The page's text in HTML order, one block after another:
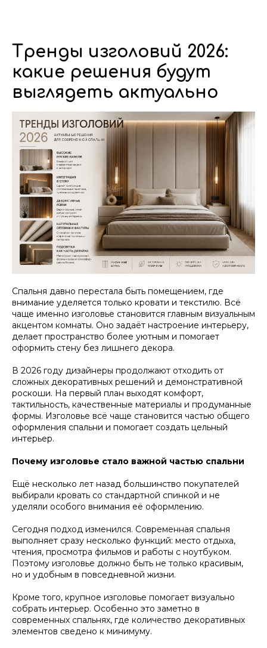
Тренды изголовий 2026:
какие решения будут
выглядеть актуально
Спальня давно перестала быть помещением, где
внимание уделяется только кровати и текстилю. Всё
чаще именно изголовье становится главным визуальным
акцентом комнаты. Оно задаёт настроение интерьеру,
делает пространство более уютным и помогает
оформить стену без лишнего декора.
В 2026 году дизайнеры продолжают отходить от
сложных декоративных решений и демонстративной
роскоши. На первый план выходят комфорт,
тактильность, качественные материалы и продуманные
формы. Изголовье всё чаще становится частью общего
оформления спальни и помогает создать цельный
интерьер.
Почему изголовье стало важной частью спальни
Ещё несколько лет назад большинство покупателей
выбирали кровать со стандартной спинкой и не
уделяли особого внимания её оформлению.
Сегодня подход изменился. Современная спальня
выполняет сразу несколько функций: место отдыха,
чтения, просмотра фильмов и работы с ноутбуком.
Поэтому изголовье должно быть не только красивым,
но и удобным в повседневной жизни.
Кроме того, крупное изголовье помогает визуально
собрать интерьер. Особенно это заметно в
современных спальнях, где количество декоративных
элементов сведено к минимуму.